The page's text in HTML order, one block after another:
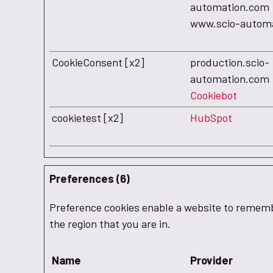
automation.com
www.scio-
CookieConsent [x2]
production.scio-
automation.com
Cookiebot
cookietest [x2]
HubSpot
Preferences (6)
Preference cookies enable a website to
the region that you are in.
Name Provider